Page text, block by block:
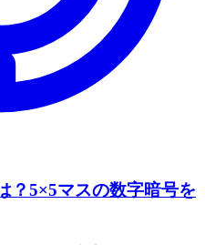
？5×5マスの数字暗号を